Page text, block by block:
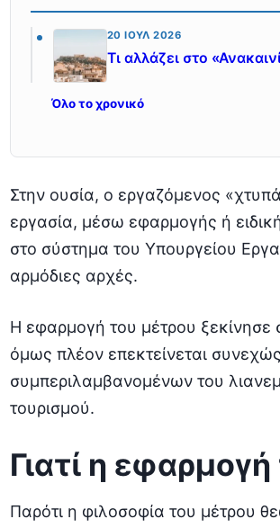
20 ΙΟΎΛ 2026
Τι αλλάζει στο
Όλο το χρονικό
Στην ουσία, ο εργαζόμενος
εργασία, μέσω εφαρμογής ή
στο σύστημα του Υπουργείου
αρμόδιες αρχές.
Η εφαρμογή του μέτρου ξεκίνησε
όμως πλέον επεκτείνεται
συμπεριλαμβανομένων του
τουρισμού.
Γιατί η
Παρότι η φιλοσοφία του μέτρου